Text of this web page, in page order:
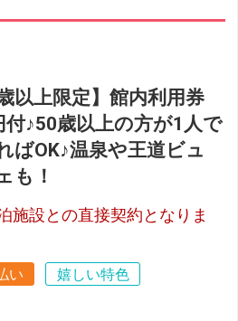
以上限定】館内利用券
付♪50歳以上の方が1人で
ばOK♪温泉や王道ビュ
も！
施設との直接契約となりま
い 嬉しい特色